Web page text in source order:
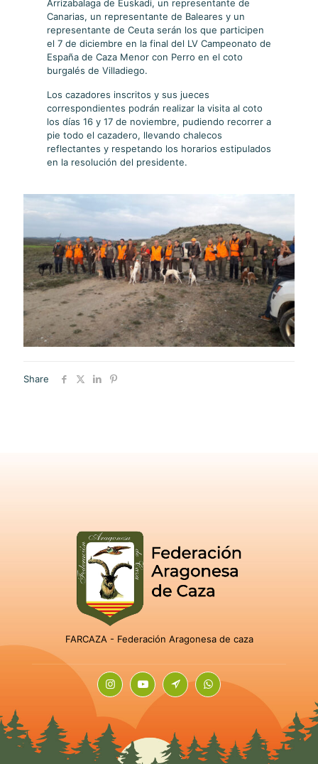
Arrizabalaga de Euskadi, un representante de
Canarias, un representante de Baleares y un
representante de Ceuta serán los que participen
el 7 de diciembre en la final del LV Campeonato de
España de Caza Menor con Perro en el coto
burgalés de Villadiego.
Los cazadores inscritos y sus jueces
correspondientes podrán realizar la visita al coto
los días 16 y 17 de noviembre, pudiendo recorrer a
pie todo el cazadero, llevando chalecos
reflectantes y respetando los horarios estipulados
en la resolución del presidente.
Share
FARCAZA - Federación Aragonesa de caza